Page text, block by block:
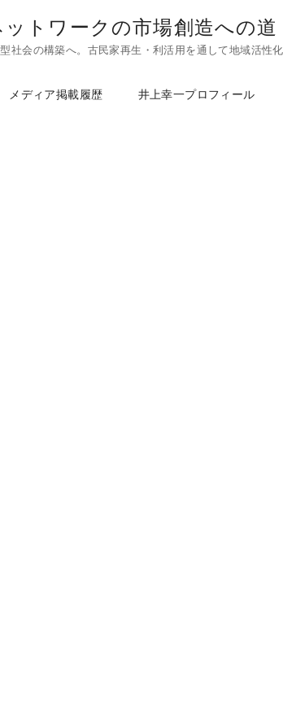
トワークの市場創造への道
社会の構築へ。古民家再生・利活用を通して地域活性化
メディア掲載履歴 井上幸一プロフィール